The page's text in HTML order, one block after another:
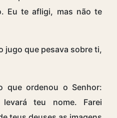
Eu te afligi, mas não te
jugo que pesava sobre ti,
ordenou o Senhor:
levará teu nome. Farei